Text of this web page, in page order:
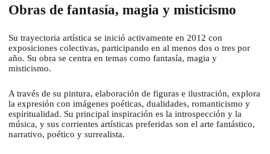
Obras de fantasía, magia y misticismo
Su trayectoria artística se inició activamente en 2012 con
exposiciones colectivas, participando en al menos dos o tres por
año. Su obra se centra en temas como fantasía, magia y
misticismo.
A través de su pintura, elaboración de figuras e ilustración, explora
la expresión con imágenes poéticas, dualidades, romanticismo y
espiritualidad. Su principal inspiración es la introspección y la
música, y sus corrientes artísticas preferidas son el arte fantástico,
narrativo, poético y surrealista.